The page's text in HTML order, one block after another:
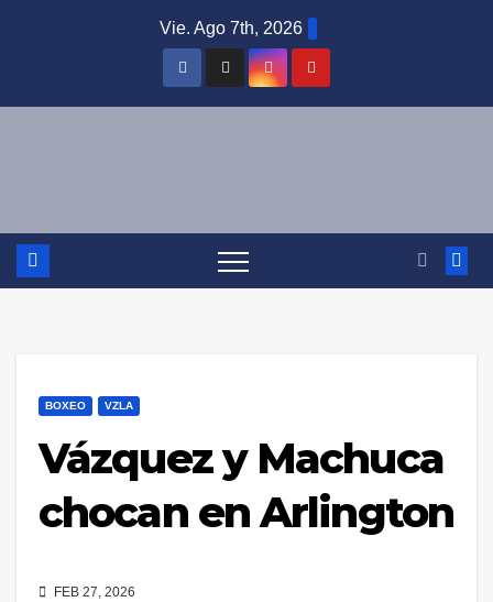
Vie. Ago 7th, 2026
BOXEO VZLA
Vázquez y Machuca
chocan en Arlington
FEB 27, 2026